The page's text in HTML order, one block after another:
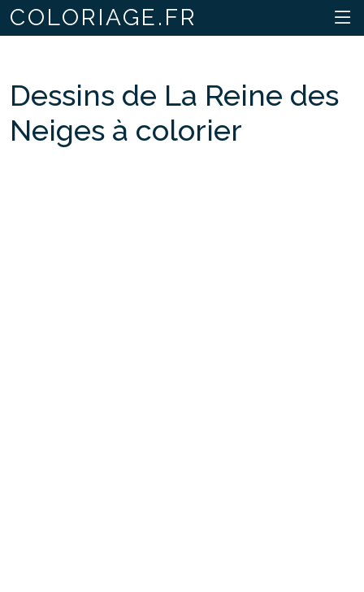
COLORIAGE.FR
Dessins de La Reine des
Neiges à colorier